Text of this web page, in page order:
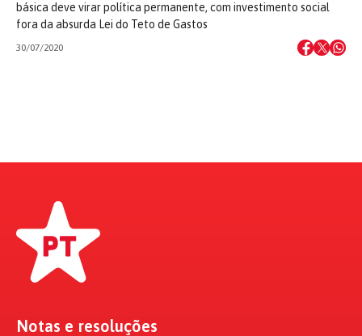
básica deve virar política permanente, com investimento social
fora da absurda Lei do Teto de Gastos
30/07/2020
Notas e resoluções